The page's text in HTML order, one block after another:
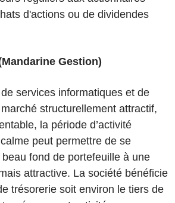
d'actions ou de dividendes
Gestion)
services informatiques et de
structurellement attractif,
la période d’activité
peut permettre de se
fond de portefeuille à une
attractive. La société bénéficie
trésorerie soit environ le tiers de